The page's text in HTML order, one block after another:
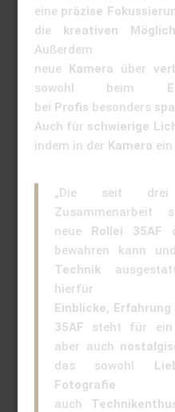
eine präzise
die kreativen
neue Kamera über
sowohl beim
bei Profis besonders
Auch für schwierige
indem in der Kamera ein
„Die seit drei
neue Rollei 35AF
bewahren kann
Technik
Einblicke, Erfahrung
35AF steht für ein
aber auch
das sowohl
Fotografie
auch